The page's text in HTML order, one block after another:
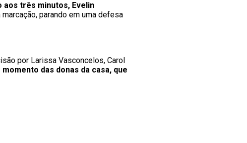
aos três minutos, Evelin
parando em uma defesa
por Larissa Vasconcelos, Carol
das donas da casa, que